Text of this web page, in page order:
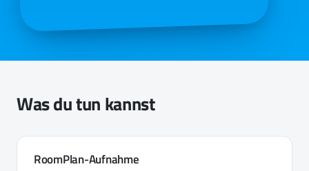
Was du tun kannst
RoomPlan-Aufnahme